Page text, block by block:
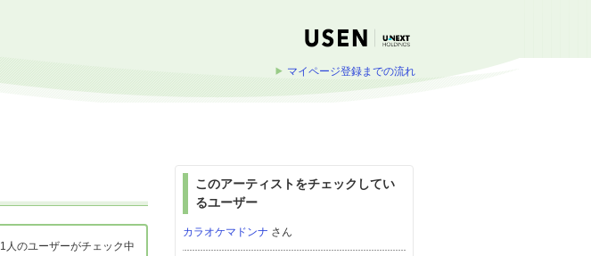
マイページ登録までの流れ
1人のユーザーがチェック中
このアーティストをチェックしてい
るユーザー
カラオケマドンナ さん